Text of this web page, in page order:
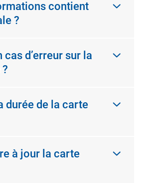
contient
?
cas d’erreur sur la
durée de la carte
à jour la carte